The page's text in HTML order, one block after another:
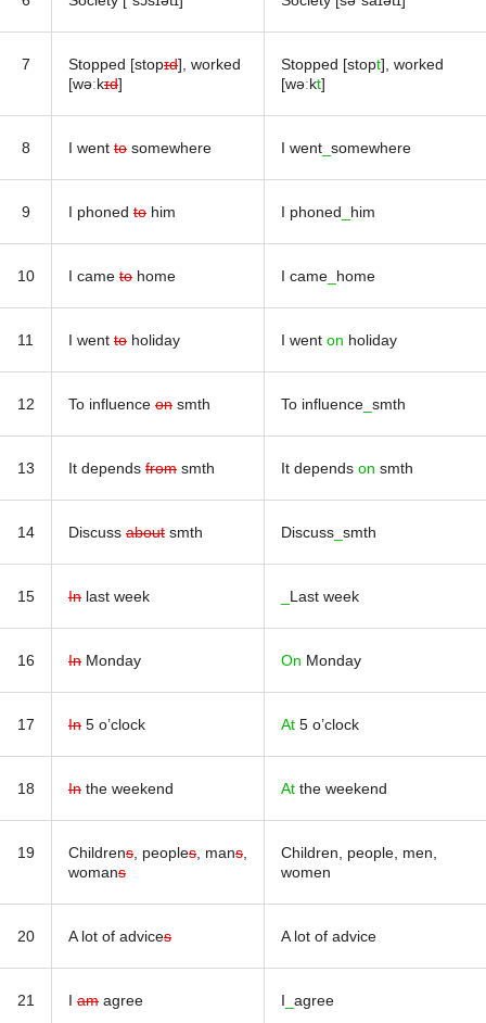
7 Stopped [stopɪd], worked
[wəːkɪd]
Stopped [stopt], worked
[wəːkt]
8 I went to somewhere I went somewhere
9 I phoned to him I phoned him
10 I came to home I came home
11 I went to holiday I went on holiday
12 To influence on smth To influence smth
13 It depends from smth It depends on smth
14 Discuss about smth Discuss smth
15 In last week Last week
16 In Monday On Monday
17 In 5 o’clock At 5 o’clock
18 In the weekend At the weekend
19 Childrens , peoples , mans
womans
Children, people, men,
women
20 A lot of advices A lot of advice
21 I am agree I agree